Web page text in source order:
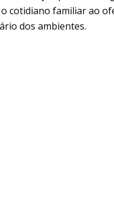
cotidiano familiar ao
dos ambientes.